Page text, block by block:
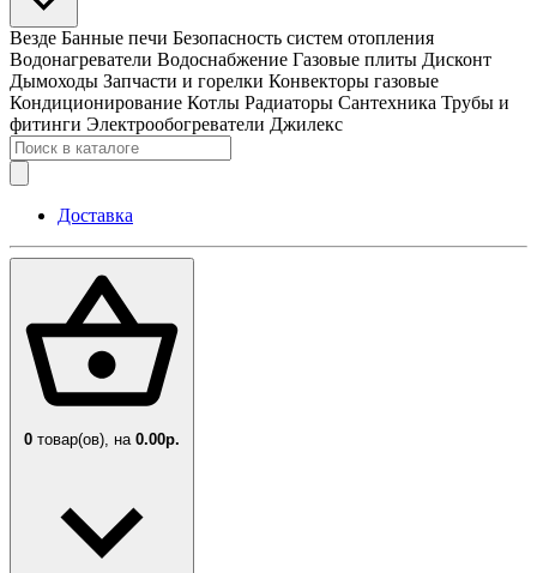
Везде Банные печи Безопасность систем отопления
Водонагреватели Водоснабжение Газовые плиты Дисконт
Дымоходы Запчасти и горелки Конвекторы газовые
Кондиционирование Котлы Радиаторы Сантехника Трубы и
фитинги Электрообогреватели Джилекс
Доставка
0 товар(ов), на 0.00р.